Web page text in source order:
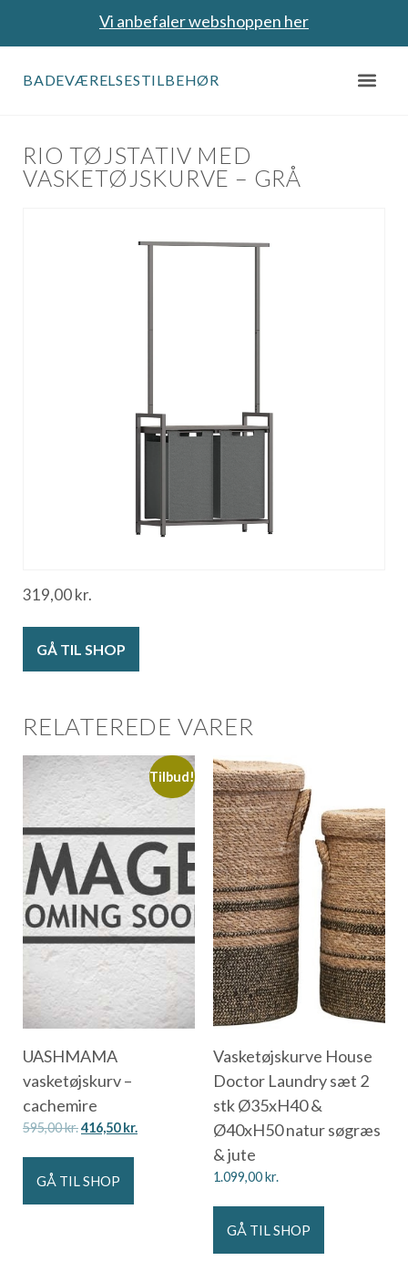
Vi anbefaler webshoppen her
BADEVÆRELSESTILBEHØR
RIO TØJSTATIV MED
VASKETØJSKURVE – GRÅ
319,00kr.
GÅ TIL SHOP
RELATEREDE VARER
Tilbud!
UASHMAMA
vasketøjskurv –
cachemire
595,00kr.416,50kr.
GÅ TIL SHOP
Vasketøjskurve House
Doctor Laundry sæt 2
stk Ø35xH40 &
Ø40xH50 natur søgræs
& jute
1.099,00kr.
GÅ TIL SHOP